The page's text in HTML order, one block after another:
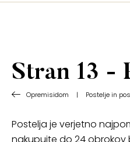
Stran 13 -
Opremisidom | Postelje in
Postelja je verjetno